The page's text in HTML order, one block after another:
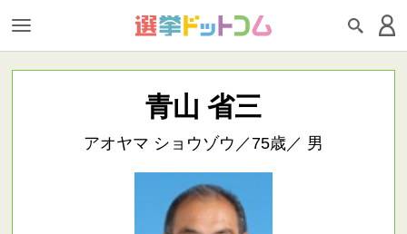
青山 省三
アオヤマ ショウゾウ／75歳／ 男